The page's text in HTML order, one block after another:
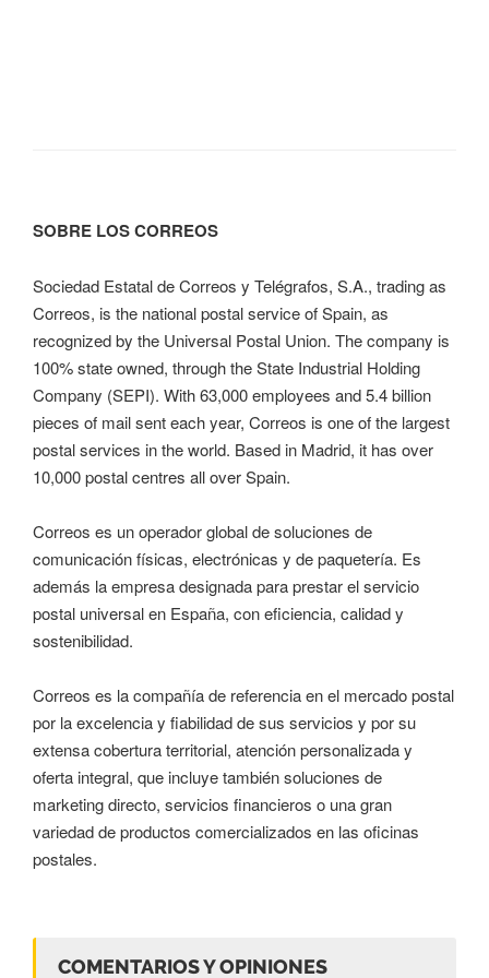
SOBRE LOS CORREOS
Sociedad Estatal de Correos y Telégrafos, S.A., trading as
Correos, is the national postal service of Spain, as
recognized by the Universal Postal Union. The company is
100% state owned, through the State Industrial Holding
Company (SEPI). With 63,000 employees and 5.4 billion
pieces of mail sent each year, Correos is one of the largest
postal services in the world. Based in Madrid, it has over
10,000 postal centres all over Spain.
Correos es un operador global de soluciones de
comunicación físicas, electrónicas y de paquetería. Es
además la empresa designada para prestar el servicio
postal universal en España, con eficiencia, calidad y
sostenibilidad.
Correos es la compañía de referencia en el mercado postal
por la excelencia y fiabilidad de sus servicios y por su
extensa cobertura territorial, atención personalizada y
oferta integral, que incluye también soluciones de
marketing directo, servicios financieros o una gran
variedad de productos comercializados en las oficinas
postales.
COMENTARIOS Y OPINIONES